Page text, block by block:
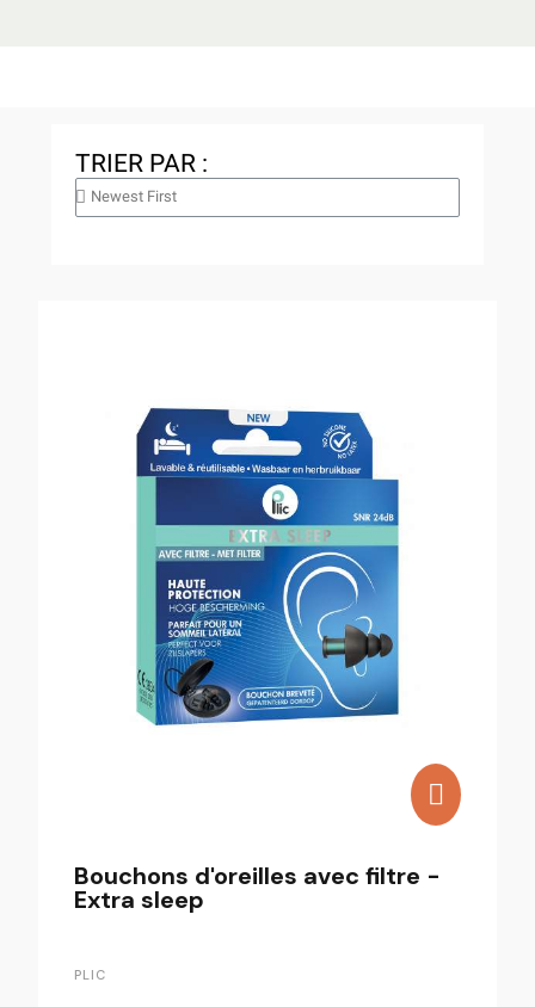
TRIER PAR :
Bouchons d'oreilles avec filtre -
Extra sleep
PLIC